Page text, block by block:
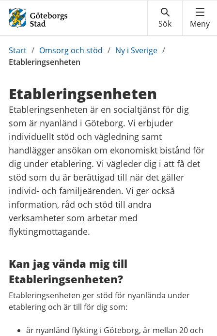
Du
är
Start / Omsorg och stöd / Ny i Sverige /
Etableringsenheten
Etableringsenheten
Etableringsenheten är en socialtjänst för dig
som är nyanländ i Göteborg. Vi erbjuder
individuellt stöd och vägledning samt
handlägger ansökan om ekonomiskt bistånd för
dig under etablering. Vi vägleder dig i att få det
stöd som du är berättigad till när det gäller
individ- och familjeärenden. Vi ger också
information, råd och stöd till andra
verksamheter som arbetar med
flyktingmottagande.
Kan jag vända mig till
Etableringsenheten?
Etableringsenheten ger stöd för nyanlända under
etablering och är till för dig som:
är nyanländ flykting i Göteborg, är mellan 20 och